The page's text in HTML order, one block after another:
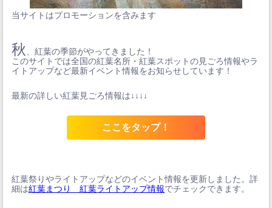
当サイトはプロモーションを含みます
秋
、紅葉の季節がやってきました！
このサイトでは全国の紅葉名所・紅葉スポットの見ごろ情報やラ
イトアップなど最新イベント情報をお知らせしています！
最新の詳しい紅葉見ごろ情報は↓↓↓↓
ここをタップ！
紅葉祭りやライトアップなどのイベント情報を更新しました。詳
細は紅葉まつり 紅葉ライトアップ情報でチェックできます。